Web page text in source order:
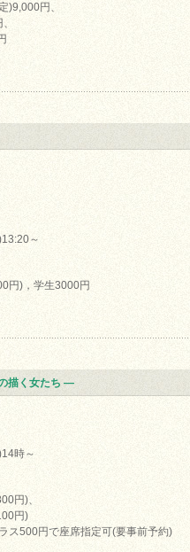
)9,000円、
～
円)，学生3000円
描く女たち ―
時～
円)、
円)
ス500円で座席指定可(要事前予約)